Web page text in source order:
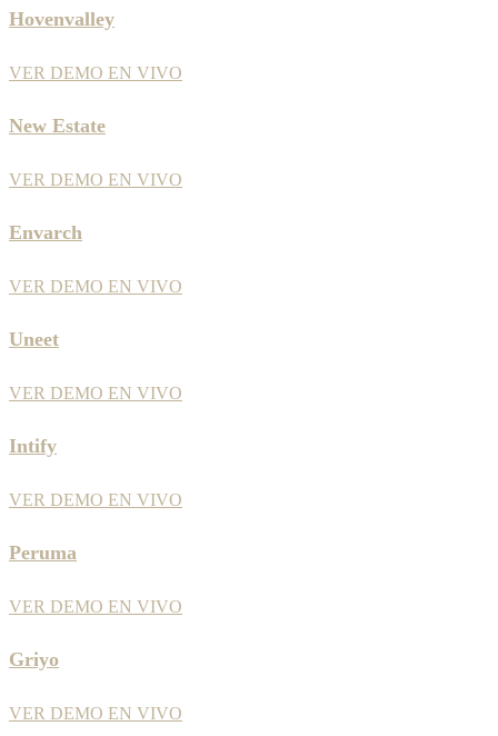
Hovenvalley
VER DEMO EN VIVO
New Estate
VER DEMO EN VIVO
Envarch
VER DEMO EN VIVO
Uneet
VER DEMO EN VIVO
Intify
VER DEMO EN VIVO
Peruma
VER DEMO EN VIVO
Griyo
VER DEMO EN VIVO